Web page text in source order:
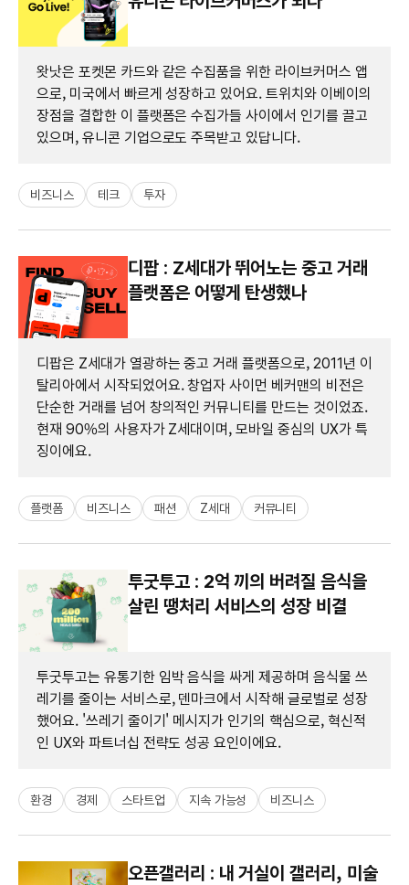
왓낫은 포켓몬 카드와 같은 수집품을 위한 라이브커머스 앱
으로, 미국에서 빠르게 성장하고 있어요. 트위치와 이베이의
장점을 결합한 이 플랫폼은 수집가들 사이에서 인기를 끌고
있으며, 유니콘 기업으로도 주목받고 있답니다.
비즈니스 테크 투자
디팝 : Z세대가 뛰어노는 중고 거래
플랫폼은 어떻게 탄생했나
디팝은 Z세대가 열광하는 중고 거래 플랫폼으로, 2011년 이
탈리아에서 시작되었어요. 창업자 사이먼 베커맨의 비전은
단순한 거래를 넘어 창의적인 커뮤니티를 만드는 것이었죠.
현재 90%의 사용자가 Z세대이며, 모바일 중심의 UX가 특
징이에요.
플랫폼 비즈니스 패션 Z세대 커뮤니티
투굿투고 : 2억 끼의 버려질 음식을
살린 땡처리 서비스의 성장 비결
투굿투고는 유통기한 임박 음식을 싸게 제공하며 음식물 쓰
레기를 줄이는 서비스로, 덴마크에서 시작해 글로벌로 성장
했어요. '쓰레기 줄이기' 메시지가 인기의 핵심으로, 혁신적
인 UX와 파트너십 전략도 성공 요인이에요.
환경 경제 스타트업 지속 가능성 비즈니스
오픈갤러리 : 내 거실이 갤러리, 미술